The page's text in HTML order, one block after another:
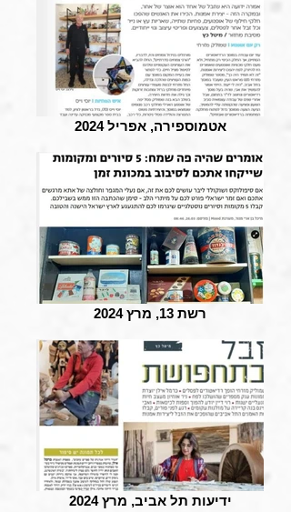
אטמוספירה, אפריל 2024
רשת 13, מרץ 2024
ידיעות תל אביב, מרץ 2024